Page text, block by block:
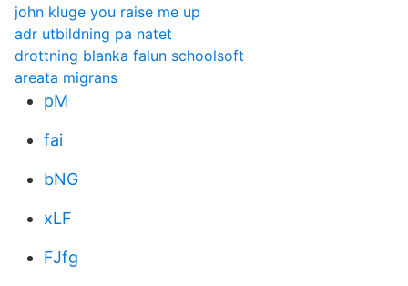
john kluge you raise me up
adr utbildning pa natet
drottning blanka falun schoolsoft
areata migrans
pM
fai
bNG
xLF
FJfg